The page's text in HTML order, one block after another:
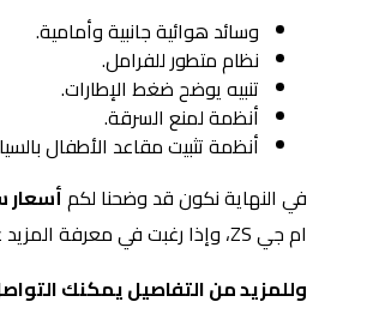
وسائد هوائية جانبية وأمامية.
نظام متطور للفرامل.
تنبيه يوضح ضغط الإطارات.
أنظمة لمنع السرقة.
أنظمة تثبيت مقاعد الأطفال
في النهاية نكون قد وضحنا لكمأسعار
ام جي ZS، وإذا رغبت في معرفة المزيد عن أخبار السيارات تابعنا عبر الليثي أوتو جروب.
وللمزيد من التفاصيل يمكنك